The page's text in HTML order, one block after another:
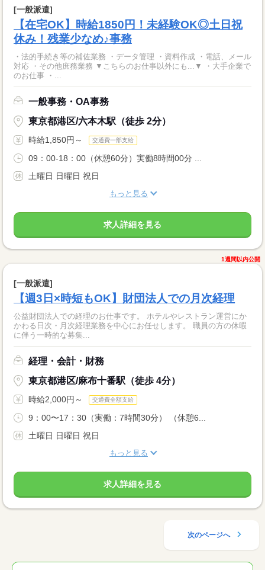
[一般派遣]
【在宅OK】時給1850円！未経験OK◎土日祝
休み！残業少なめ♪事務
・法的手続き等の補佐業務 ・データ管理 ・資料作成 ・電話、メール
対応 ・その他庶務業務 ▼こちらのお仕事以外にも...▼ ・大手企業で
のお仕事 ・...
一般事務・OA事務
東京都港区/六本木駅（徒歩 2分）
時給1,850円～ 交通費一部支給
09：00-18：00（休憩60分）実働8時間00分 ...
土曜日 日曜日 祝日
もっと見る
求人詳細を見る
1週間以内公開
[一般派遣]
【週3日×時短もOK】財団法人での月次経理
公益財団法人での経理のお仕事です。 ホテルやレストラン運営にか
かわる日次・月次経理業務を中心にお任せします。 職員の方の休暇
に伴う一時的な募集...
経理・会計・財務
東京都港区/麻布十番駅（徒歩 4分）
時給2,000円～ 交通費全額支給
9：00〜17：30（実働：7時間30分） （休憩6...
土曜日 日曜日 祝日
もっと見る
求人詳細を見る
次のページへ